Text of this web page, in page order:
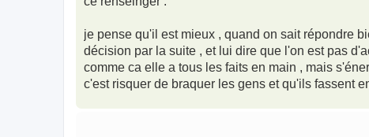
je pense qu'il est mieux , quand on sait répondre
décision par la suite , et lui dire que l'on est pas
comme ca elle a tous les faits en main , mais
c'est risquer de braquer les gens et qu'ils fassent